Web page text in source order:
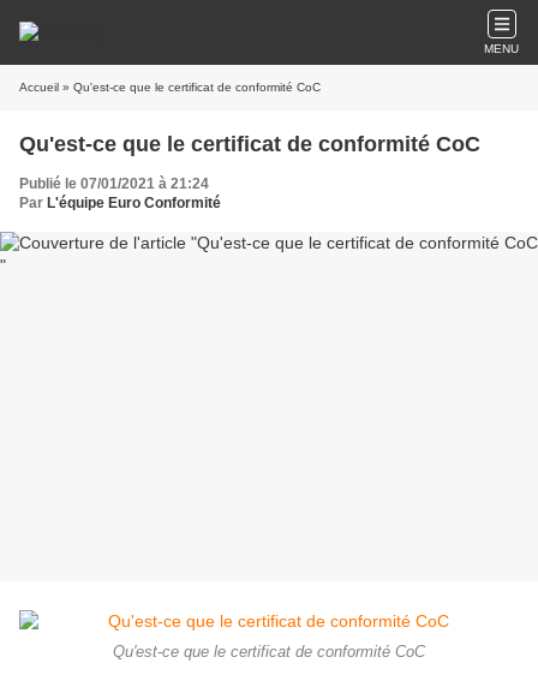
MENU
Accueil » Qu'est-ce que le certificat de conformité CoC
Qu'est-ce que le certificat de conformité CoC
Publié le 07/01/2021 à 21:24
Par L'équipe Euro Conformité
Qu'est-ce que le certificat de conformité CoC